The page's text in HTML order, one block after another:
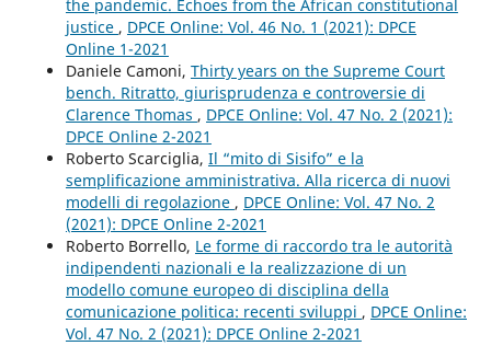
the pandemic. Echoes from the African constitutional
justice , DPCE Online: Vol. 46 No. 1 (2021): DPCE
Online 1-2021
Daniele Camoni, Thirty years on the Supreme Court
bench. Ritratto, giurisprudenza e controversie di
Clarence Thomas , DPCE Online: Vol. 47 No. 2 (2021):
DPCE Online 2-2021
Roberto Scarciglia, Il “mito di Sisifo” e la
semplificazione amministrativa. Alla ricerca di nuovi
modelli di regolazione , DPCE Online: Vol. 47 No. 2
(2021): DPCE Online 2-2021
Roberto Borrello, Le forme di raccordo tra le autorità
indipendenti nazionali e la realizzazione di un
modello comune europeo di disciplina della
comunicazione politica: recenti sviluppi , DPCE Online:
Vol. 47 No. 2 (2021): DPCE Online 2-2021